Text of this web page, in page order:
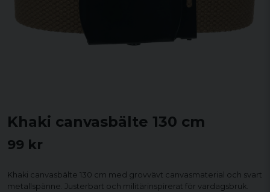
Khaki canvasbälte 130 cm
99 kr
Khaki canvasbälte 130 cm med grovvävt canvasmaterial och svart
metallspänne. Justerbart och militärinspirerat för vardagsbruk.